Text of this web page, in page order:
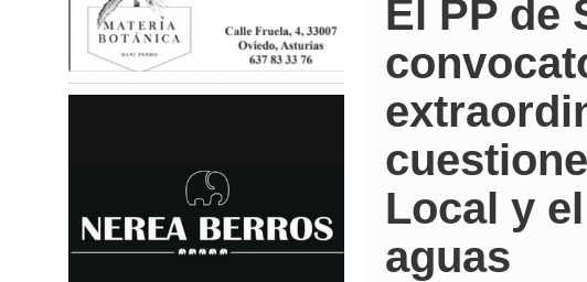
El PP de
Local y
aguas